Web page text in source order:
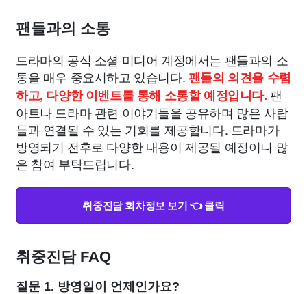
팬들과의 소통
드라마의 공식 소셜 미디어 계정에서는 팬들과의 소
통을 매우 중요시하고 있습니다. 팬들의 의견을 수렴
하고, 다양한 이벤트를 통해 소통할 예정입니다. 팬
아트나 드라마 관련 이야기들을 공유하며 많은 사람
들과 연결될 수 있는 기회를 제공합니다. 드라마가
방영되기 전후로 다양한 내용이 제공될 예정이니 많
은 참여 부탁드립니다.
취중진담 회차정보 보기 👈 클릭
취중진담 FAQ
질문 1. 방영일이 언제인가요?